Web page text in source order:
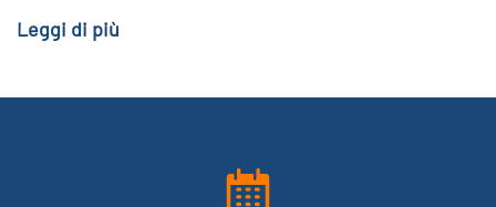
professionista diventa componente essenziale per
tracciare la competence del gruppo
setting assistenziale sanitario, per orientare il
La competence professionale rappresenta il fulcro
Leggi di più